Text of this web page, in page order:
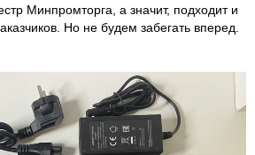
Минпромторга, а значит, подходит и
Но не будем забегать вперед.